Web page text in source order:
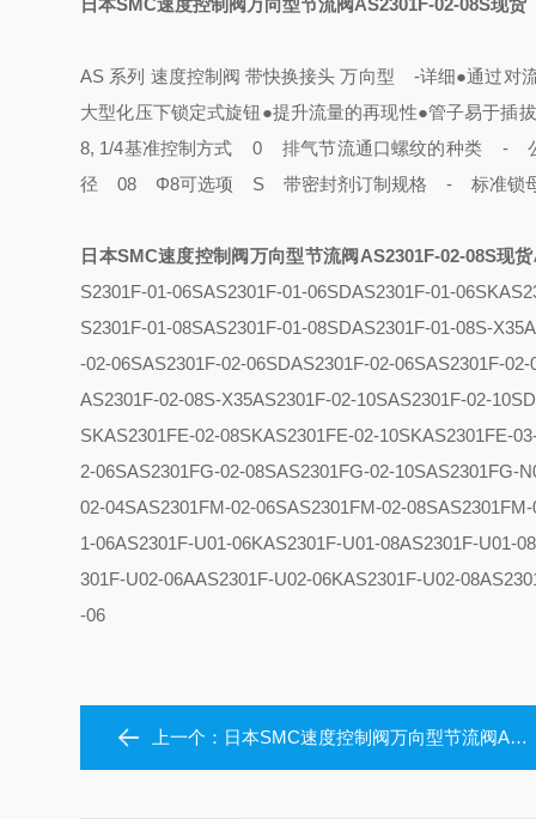
日本SMC速度控制阀万向型节流阀AS2301F-02-08S现货
AS 系列 速度控制阀 带快换接头 万向型-详细●通过对
大型化压下锁定式旋钮 ●提升流量的再现性●管子易于插拔
8, 1/4基准控制方式 0 排气节流通口螺纹的种类 - 公
径 08 Φ8可选项 S 带密封剂订制规格 - 标准锁
日本SMC速度控制阀万向型节流阀AS2301F-02-08S现货
S2301F-01-06SAS2301F-01-06SDAS2301F-01-06SK
S2301F-01-08SAS2301F-01-08SDAS2301F-01-08S-X35
-02-06SAS2301F-02-06SDAS2301F-02-06SAS2301F-02-
AS2301F-02-08S-X35AS2301F-02-10SAS2301F-02-10SD
SKAS2301FE-02-08SKAS2301FE-02-10SKAS2301FE-
2-06SAS2301FG-02-08SAS2301FG-02-10SAS2301FG-
02-04SAS2301FM-02-06SAS2301FM-02-08S
1-06AS2301F-U01-06KAS2301F-U01-08AS2301F-U01-
301F-U02-06AAS2301F-U02-06KAS2301F-U02-08
-06
上一个： 日本SMC速度控制阀万向型节流阀AS3301F-U02-08现货